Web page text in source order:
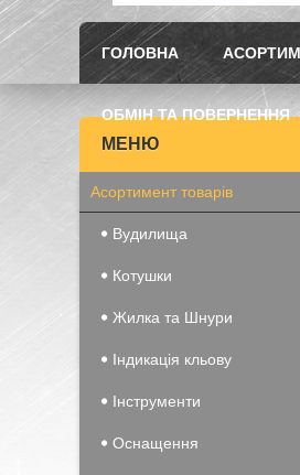
ГОЛОВНА
ОБМІН ТА ПОВЕРНЕННЯ
Асортимент товарів
Вудилища
Котушки
Жилка та Шнури
Індикація кльову
Інструменти
Оснащення